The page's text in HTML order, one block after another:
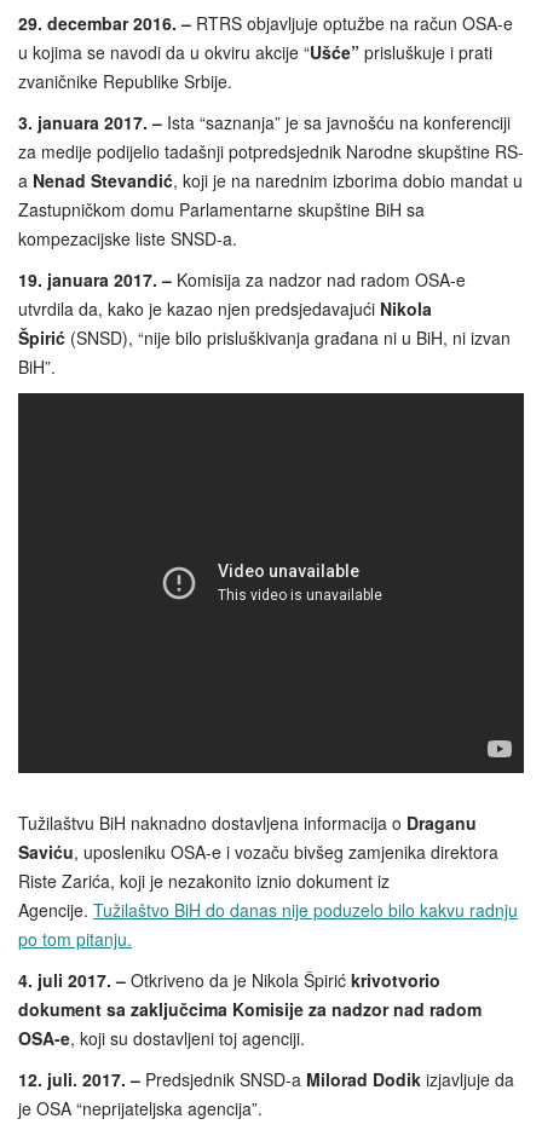
29. decembar 2016. – RTRS objavljuje optužbe na račun OSA-e
u kojima se navodi da u okviru akcije “Ušće” prisluškuje i prati
zvaničnike Republike Srbije.
3. januara 2017. – Ista “saznanja” je sa javnošću na konferenciji
za medije podijelio tadašnji potpredsjednik Narodne skupštine RS-
a Nenad Stevandić, koji je na narednim izborima dobio mandat u
Zastupničkom domu Parlamentarne skupštine BiH sa
kompezacijske liste SNSD-a.
19. januara 2017. – Komisija za nadzor nad radom OSA-e
utvrdila da, kako je kazao njen predsjedavajući Nikola
Špirić (SNSD), “nije bilo prisluškivanja građana ni u BiH, ni izvan
BiH”.
Tužilaštvu BiH naknadno dostavljena informacija o Draganu
Saviću, uposleniku OSA-e i vozaču bivšeg zamjenika direktora
Riste Zarića, koji je nezakonito iznio dokument iz
Agencije. Tužilaštvo BiH do danas nije poduzelo bilo kakvu radnju
po tom pitanju.
4. juli 2017. – Otkriveno da je Nikola Špirić krivotvorio
dokument sa zaključcima Komisije za nadzor nad radom
OSA-e, koji su dostavljeni toj agenciji.
12. juli. 2017. – Predsjednik SNSD-a Milorad Dodik izjavljuje da
je OSA “neprijateljska agencija”.